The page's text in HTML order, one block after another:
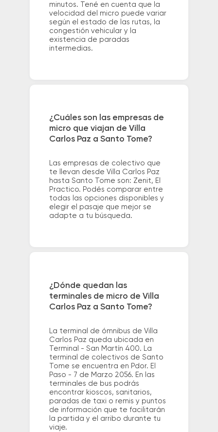
minutos. Tené en cuenta que la
velocidad del micro puede variar
según el estado de las rutas, la
congestión vehicular y la
existencia de paradas
intermedias.
¿Cuáles son las empresas de
micro que viajan de Villa
Carlos Paz a Santo Tome?
Las empresas de colectivo que
te llevan desde Villa Carlos Paz
hasta Santo Tome son: Zenit, El
Practico. Podés comparar entre
todas las opciones disponibles y
elegir el pasaje que mejor se
adapte a tu búsqueda.
¿Dónde quedan las
terminales de micro de Villa
Carlos Paz a Santo Tome?
La terminal de ómnibus de Villa
Carlos Paz queda ubicada en
Terminal - San Martín 400. La
terminal de colectivos de Santo
Tome se encuentra en Pdor. El
Paso - 7 de Marzo 2056. En las
terminales de bus podrás
encontrar kioscos, sanitarios,
paradas de taxi o remis y puntos
de información que te facilitarán
la partida y el arribo durante tu
viaje.